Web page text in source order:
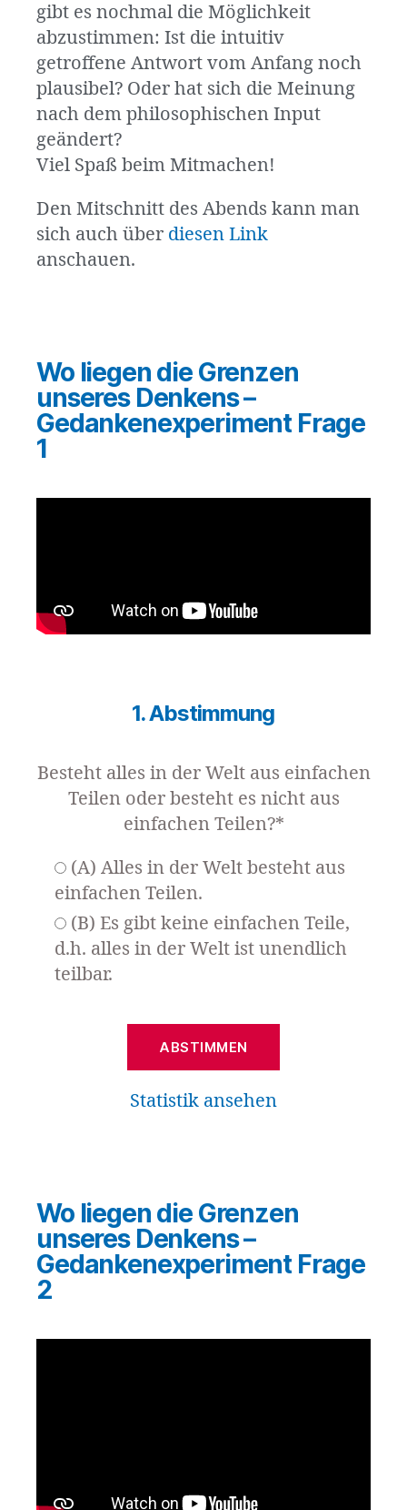
gibt es nochmal die Möglichkeit
abzustimmen: Ist die intuitiv
getroffene Antwort vom Anfang noch
plausibel? Oder hat sich die Meinung
nach dem philosophischen Input
geändert?
Viel Spaß beim Mitmachen!
Den Mitschnitt des Abends kann man
sich auch über diesen Link
anschauen.
Wo liegen die Grenzen
unseres Denkens –
Gedankenexperiment Frage
1
1. Abstimmung
Besteht alles in der Welt aus einfachen
Teilen oder besteht es nicht aus
einfachen Teilen?*
(A) Alles in der Welt besteht aus
einfachen Teilen.
(B) Es gibt keine einfachen Teile,
d.h. alles in der Welt ist unendlich
teilbar.
Statistik ansehen
Wo liegen die Grenzen
unseres Denkens –
Gedankenexperiment Frage
2